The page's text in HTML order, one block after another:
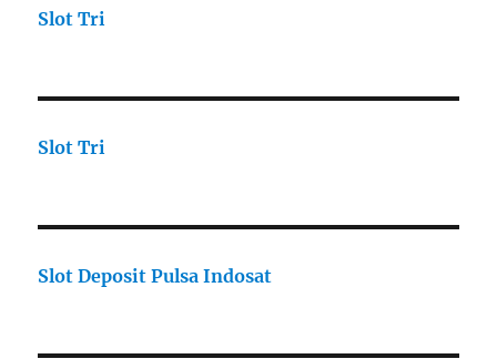
Slot Tri
Slot Tri
Slot Deposit Pulsa Indosat